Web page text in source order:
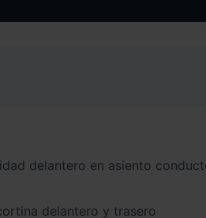
delantero y trasero